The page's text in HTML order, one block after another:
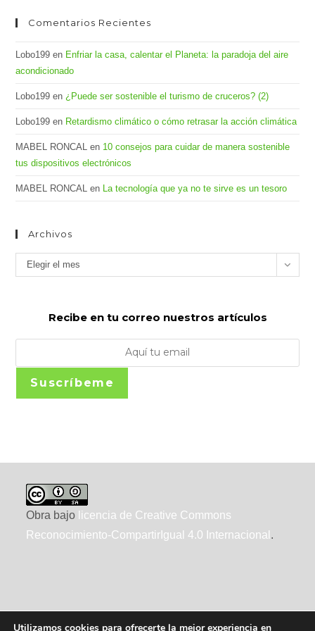
Comentarios Recientes
Lobo199 en Enfriar la casa, calentar el Planeta: la paradoja del aire
acondicionado
Lobo199 en ¿Puede ser sostenible el turismo de cruceros? (2)
Lobo199 en Retardismo climático o cómo retrasar la acción climática
MABEL RONCAL en 10 consejos para cuidar de manera sostenible
tus dispositivos electrónicos
MABEL RONCAL en La tecnología que ya no te sirve es un tesoro
Archivos
Archivos
Elegir el mes
Recibe en tu correo nuestros artículos
Suscríbeme
Obra bajo licencia de Creative Commons
Reconocimiento-CompartirIgual 4.0 Internacional .
Utilizamos cookies para ofrecerte la mejor experiencia en